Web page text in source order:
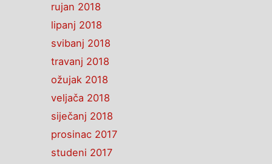
rujan 2018
lipanj 2018
svibanj 2018
travanj 2018
ožujak 2018
veljača 2018
siječanj 2018
prosinac 2017
studeni 2017